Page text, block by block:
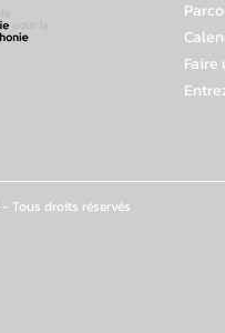
Faire
- Tous droits réservés